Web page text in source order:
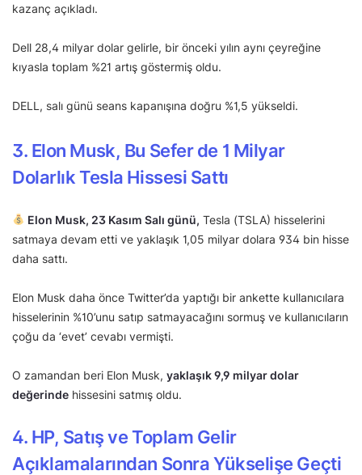
kazanç açıkladı.
Dell 28,4 milyar dolar gelirle, bir önceki yılın aynı çeyreğine
kıyasla toplam %21 artış göstermiş oldu.
DELL, salı günü seans kapanışına doğru %1,5 yükseldi.
3. Elon Musk, Bu Sefer de 1 Milyar
Dolarlık Tesla Hissesi Sattı
Elon Musk, 23 Kasım Salı günü, Tesla (TSLA) hisselerini
satmaya devam etti ve yaklaşık 1,05 milyar dolara 934 bin hisse
daha sattı.
Elon Musk daha önce Twitter’da yaptığı bir ankette kullanıcılara
hisselerinin %10’unu satıp satmayacağını sormuş ve kullanıcıların
çoğu da ‘evet’ cevabı vermişti.
O zamandan beri Elon Musk, yaklaşık 9,9 milyar dolar
değerinde hissesini satmış oldu.
4. HP, Satış ve Toplam Gelir
Açıklamalarından Sonra Yükselişe Geçti